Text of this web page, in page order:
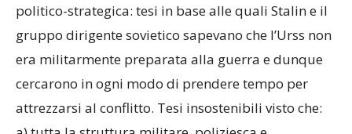
politico-strategica: tesi in base alle quali Stalin e il
gruppo dirigente sovietico sapevano che l’Urss non
era militarmente preparata alla guerra e dunque
cercarono in ogni modo di prendere tempo per
attrezzarsi al conflitto. Tesi insostenibili visto che: